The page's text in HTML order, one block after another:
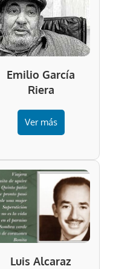
Emilio García
Riera
Ver más
Luis Alcaraz